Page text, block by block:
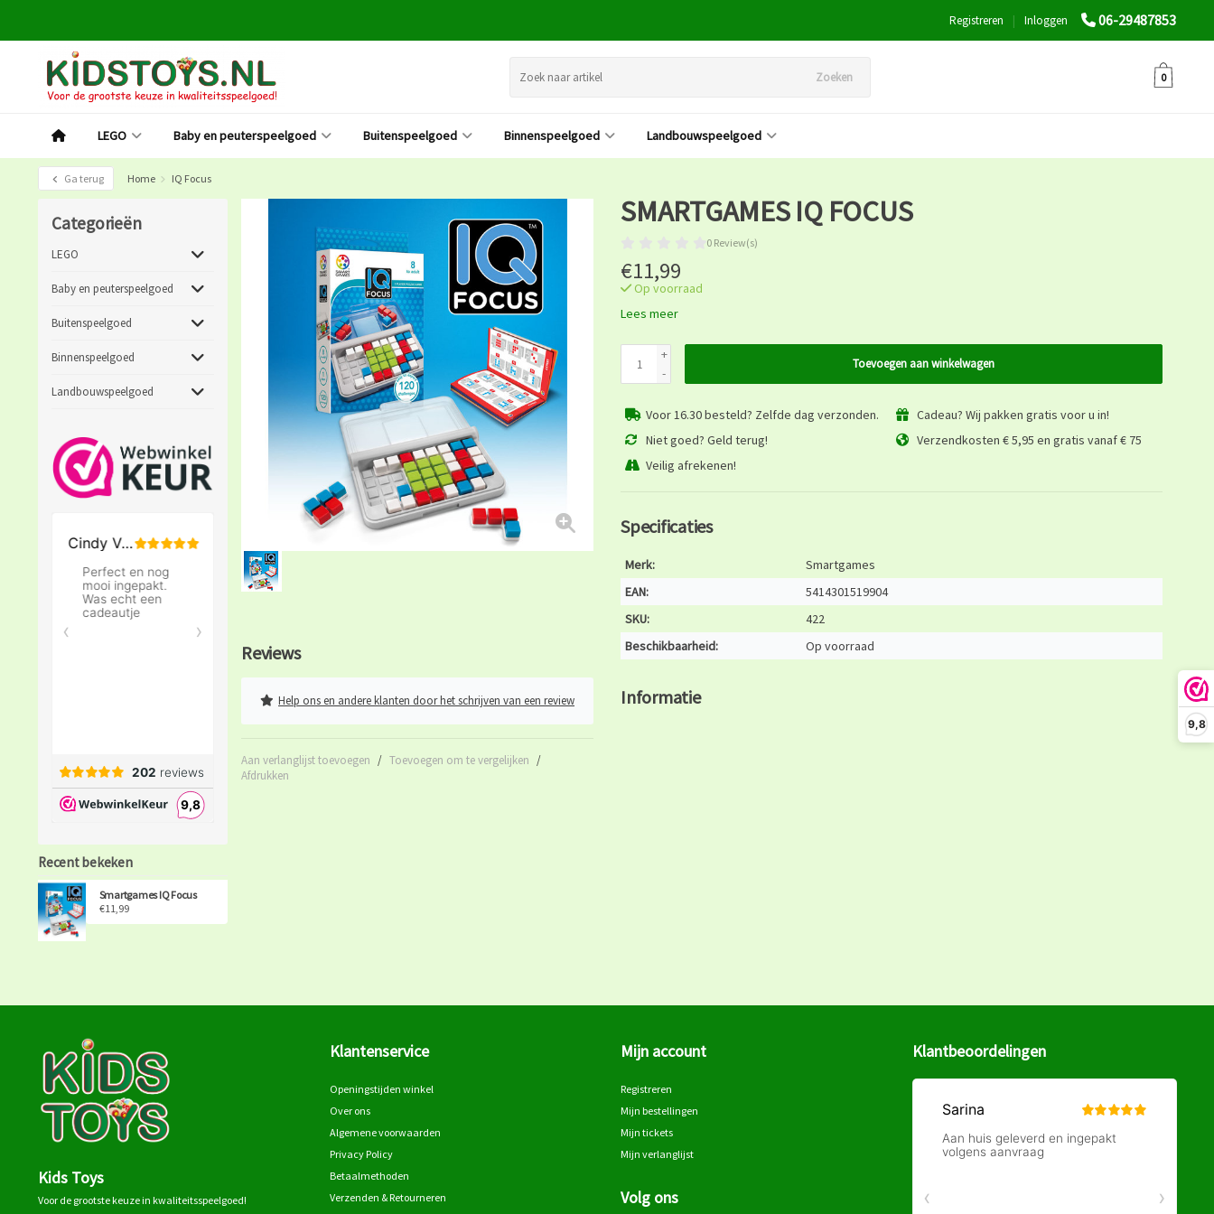
9,8
06-29487853
Inloggen
|
Registreren
Zoeken 0
LEGO Baby en peuterspeelgoed Buitenspeelgoed Binnenspeelgoed Landbouwspeelgoed
Ga terug Home IQ Focus
Categorieën
LEGO
Baby en peuterspeelgoed
Buitenspeelgoed
Binnenspeelgoed
Landbouwspeelgoed
Recent bekeken
Smartgames IQ Focus
€11,99
Reviews
Help ons en andere klanten door het schrijven van een review
Aan verlanglijst toevoegen / Toevoegen om te vergelijken /
Afdrukken
SMARTGAMES IQ FOCUS
0 Review(s)
€11,99
Op voorraad
Lees meer
+
-
Toevoegen aan winkelwagen
Voor 16.30 besteld? Zelfde dag verzonden.
Cadeau? Wij pakken gratis voor u in!
Niet goed? Geld terug!
Verzendkosten € 5,95 en gratis vanaf € 75
Veilig afrekenen!
Specificaties
Merk:
Smartgames
EAN:
5414301519904
SKU:
422
Beschikbaarheid:
Op voorraad
Informatie
Kids Toys
Voor de grootste keuze in kwaliteitsspeelgoed!
Klantenservice
Openingstijden winkel
Over ons
Algemene voorwaarden
Privacy Policy
Betaalmethoden
Verzenden & Retourneren
Mijn account
Registreren
Mijn bestellingen
Mijn tickets
Mijn verlanglijst
Volg ons
Klantbeoordelingen